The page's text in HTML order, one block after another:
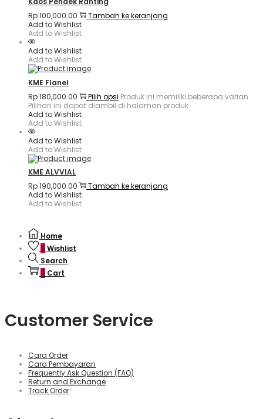
Rp100,000.00
Tambah ke keranjang
Add to Wishlist
Add to Wishlist
Add to Wishlist
Add to Wishlist
KME Flanel
Rp180,000.00 Pilih opsi Produk ini memiliki beberapa varian.
Pilihan ini dapat diambil di halaman produk
Add to Wishlist
Add to Wishlist
Add to Wishlist
Add to Wishlist
KME ALVVIAL
Rp190,000.00
Tambah ke keranjang
Add to Wishlist
Add to Wishlist
Home
0 Wishlist
Search
0 Cart
Customer Service
Cara Order
Cara Pembayaran
Frequently Ask Question (FAQ)
Return and Exchange
Track Order